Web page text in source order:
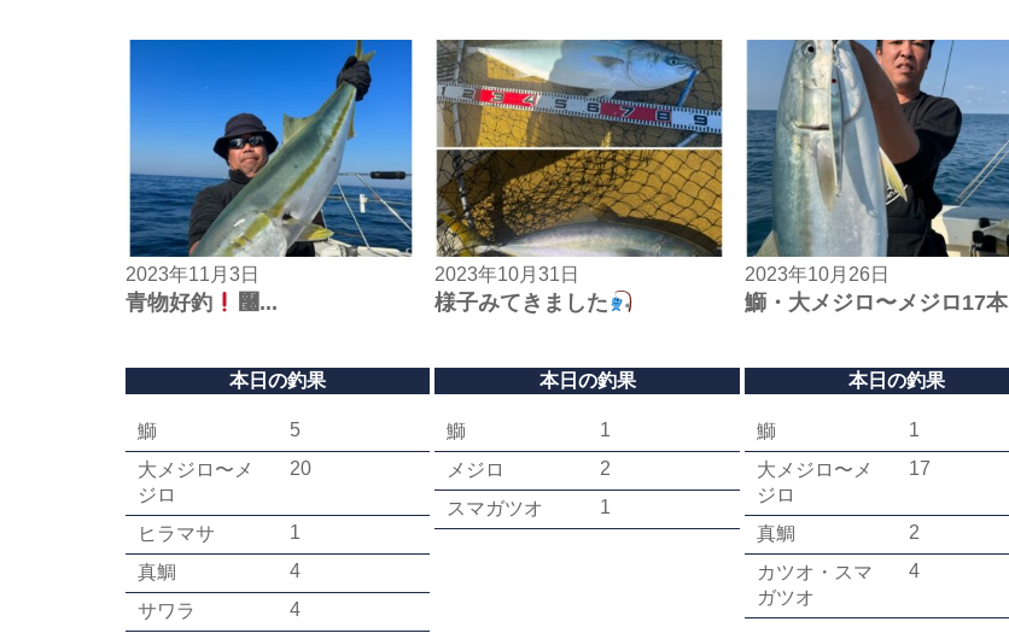
2023年11月3日
青物好釣 ࿠...
本日の釣果
鰤
5
大メジロ〜メ
ジロ
20
ヒラマサ
1
真鯛
4
サワラ
4
2023年10月31日
様子みてきました
本日の釣果
鰤
1
メジロ
2
スマガツオ
1
2023年10月26日
鰤・大メジロ〜メジロ17本
本日の釣果
鰤
1
大メジロ〜メ
ジロ
17
真鯛
2
カツオ・スマ
ガツオ
4